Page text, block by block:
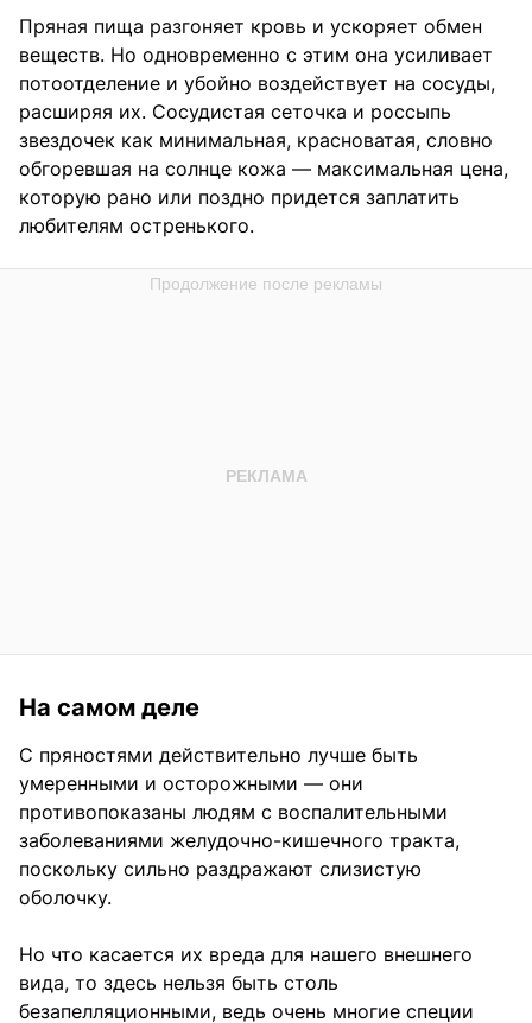
Пряная пища разгоняет кровь и ускоряет обмен
веществ. Но одновременно с этим она усиливает
потоотделение и убойно воздействует на сосуды,
расширяя их. Сосудистая сеточка и россыпь
звездочек как минимальная, красноватая, словно
обгоревшая на солнце кожа — максимальная цена,
которую рано или поздно придется заплатить
любителям остренького.
На самом деле
С пряностями действительно лучше быть
умеренными и осторожными — они
противопоказаны людям с воспалительными
заболеваниями желудочно-кишечного тракта,
поскольку сильно раздражают слизистую
оболочку.
Но что касается их вреда для нашего внешнего
вида, то здесь нельзя быть столь
безапелляционными, ведь очень многие специи